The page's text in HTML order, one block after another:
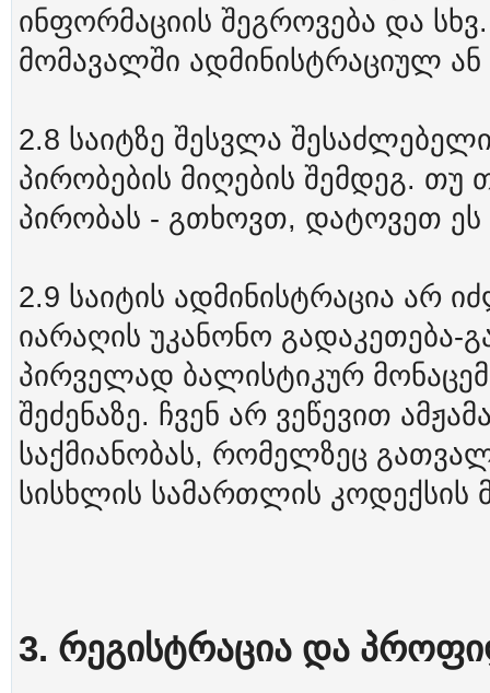
ინფორმაციის შეგროვება და
მომავალში ადმინისტრაციულ
2.8 საიტზე შესვლა
პირობების მიღების შემდეგ.
პირობას - გთხოვთ, დატოვეთ ეს
2.9 საიტის ადმინისტრაცია არ
იარაღის უკანონო გადაკეთება-
პირველად ბალისტიკურ
შეძენაზე. ჩვენ არ ვეწევით
საქმიანობას, რომელზეც
სისხლის სამართლის კოდექსის
3. რეგისტრაცია და